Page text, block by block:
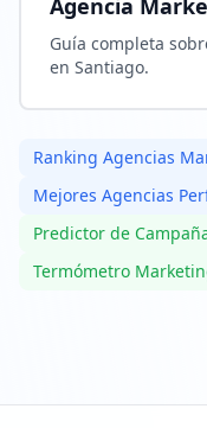
Agencia
Guía completa
en Santiago.
Ranking Agencias
Mejores Agencias
Predictor de
Termómetro